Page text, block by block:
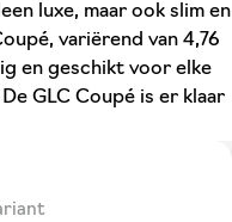
luxe, maar ook slim en
variërend van 4,76
en geschikt voor elke
GLC Coupé is er klaar